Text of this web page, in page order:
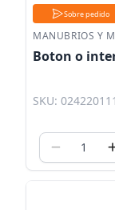
Sobre pedido
MANUBRIOS Y
Boton o
SKU: